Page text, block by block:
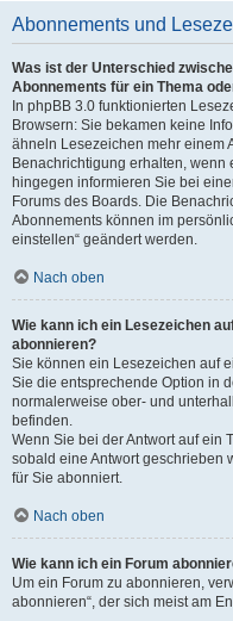
Abonnements und
Was ist der Unterschied
Abonnements für ein Thema
In phpBB 3.0 funktionierten
Browsern: Sie bekamen keine
ähneln Lesezeichen mehr einem
Benachrichtigung erhalten, wenn
hingegen informieren Sie bei
Forums des Boards. Die
Abonnements können im
einstellen“ geändert werden.
Nach oben
Wie kann ich ein Lesezeichen
abonnieren?
Sie können ein Lesezeichen auf
Sie die entsprechende Option in
normalerweise ober- und
befinden.
Wenn Sie bei der Antwort auf ein
sobald eine Antwort geschrieben
für Sie abonniert.
Nach oben
Wie kann ich ein Forum
Um ein Forum zu abonnieren,
abonnieren“, der sich meist am